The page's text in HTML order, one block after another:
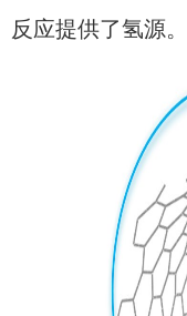
反应提供了氢源。